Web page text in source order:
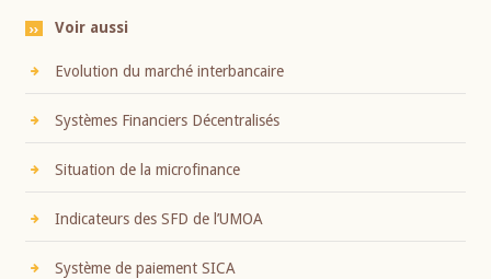
Voir aussi
Evolution du marché interbancaire
Systèmes Financiers Décentralisés
Situation de la microfinance
Indicateurs des SFD de l’UMOA
Système de paiement SICA